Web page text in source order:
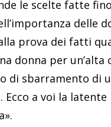
le scelte fatte
delle
prova dei fatti
donna per un’alta
di sbarramento di
Ecco a voi la latente